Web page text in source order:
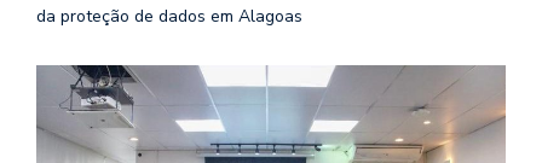
da proteção de dados em Alagoas